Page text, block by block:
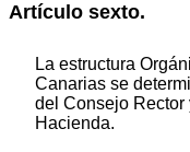
Artículo sexto.
La estructura
Canarias se
del Consejo Rector
Hacienda.